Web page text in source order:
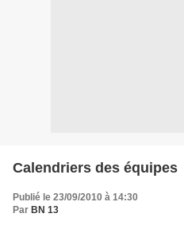
Calendriers des équipes
Publié le 23/09/2010 à 14:30
Par BN 13